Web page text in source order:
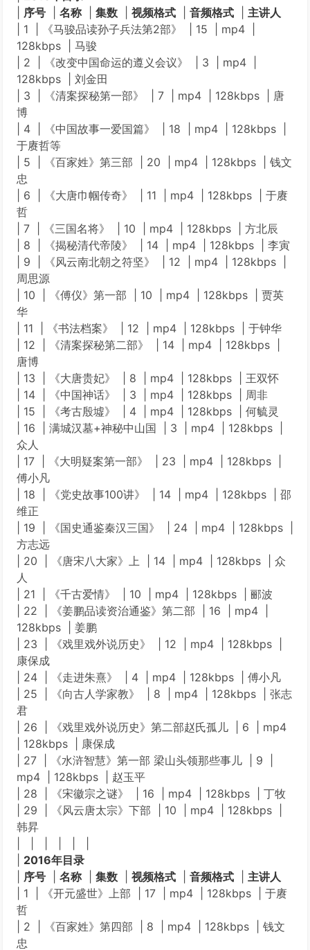
序号 名称 集数 视频格式 音频格式
主讲人
| 1 | 《马骏品读孙子兵法第2部》 | 15 | mp4 |
128kbps | 马骏
| 2 | 《改变中国命运的遵义会议》 | 3 | mp4 |
128kbps | 刘金田
| 3 | 《清案探秘第一部》 | 7 | mp4 | 128kbps | 唐
博
| 4 | 《中国故事一爱国篇》 | 18 | mp4 | 128kbps |
于赓哲等
| 5 | 《百家姓》第三部 | 20 | mp4 | 128kbps | 钱文
忠
| 6 | 《大唐巾帼传奇》 | 11 | mp4 | 128kbps | 于赓
哲
| 7 | 《三国名将》 | 10 | mp4 | 128kbps | 方北辰
| 8 | 《揭秘清代帝陵》 | 14 | mp4 | 128kbps | 李寅
| 9 | 《风云南北朝之符坚》 | 12 | mp4 | 128kbps |
周思源
| 10 | 《傅仪》第一部 | 10 | mp4 | 128kbps | 贾英
华
| 11 | 《书法档案》 | 12 | mp4 | 128kbps | 于钟华
| 12 | 《清案探秘第二部》 | 14 | mp4 | 128kbps |
唐博
| 13 | 《大唐贵妃》 | 8 | mp4 | 128kbps | 王双怀
| 14 | 《中国神话》 | 3 | mp4 | 128kbps | 周非
| 15 | 《考古殷墟》 | 4 | mp4 | 128kbps | 何毓灵
| 16 | 满城汉墓+神秘中山国 | 3 | mp4 | 128kbps |
众人
| 17 | 《大明疑案第一部》 | 23 | mp4 | 128kbps |
傅小凡
| 18 | 《党史故事100讲》 | 14 | mp4 | 128kbps | 邵
维正
| 19 | 《国史通鉴秦汉三国》 | 24 | mp4 | 128kbps |
方志远
| 20 | 《唐宋八大家》上 | 14 | mp4 | 128kbps | 众
人
| 21 | 《千古爱情》 | 10 | mp4 | 128kbps | 郦波
| 22 | 《姜鹏品读资治通鉴》第二部 | 16 | mp4 |
128kbps | 姜鹏
| 23 | 《戏里戏外说历史》 | 12 | mp4 | 128kbps |
康保成
| 24 | 《走进朱熹》 | 4 | mp4 | 128kbps | 傅小凡
| 25 | 《向古人学家教》 | 8 | mp4 | 128kbps | 张志
君
| 26 | 《戏里戏外说历史》第二部赵氏孤儿 | 6 | mp4
| 128kbps | 康保成
| 27 | 《水浒智慧》第一部 梁山头领那些事儿 | 9 |
mp4 | 128kbps | 赵玉平
| 28 | 《宋徽宗之谜》 | 16 | mp4 | 128kbps | 丁牧
| 29 | 《风云唐太宗》下部 | 10 | mp4 | 128kbps |
韩昇
2016年目录
序号 名称 集数 视频格式 音频格式
主讲人
| 1 | 《开元盛世》上部 | 17 | mp4 | 128kbps | 于赓
哲
| 2 | 《百家姓》第四部 | 8 | mp4 | 128kbps | 钱文
忠